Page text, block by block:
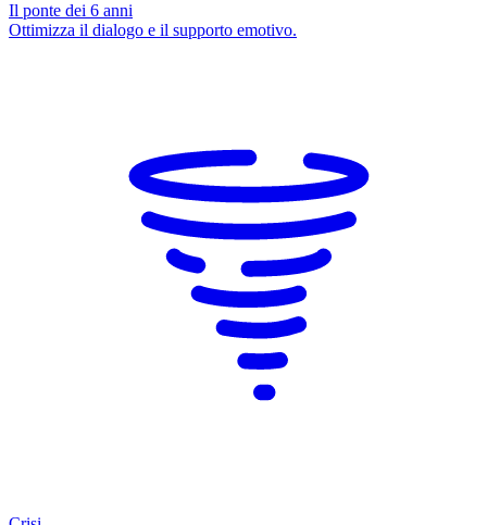
Il ponte dei 6 anni
Ottimizza il dialogo e il supporto emotivo.